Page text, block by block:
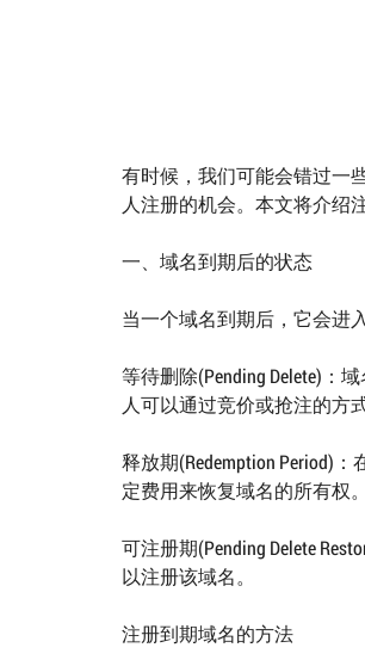
有时候，我们可能会错过一
人注册的机会。本文将介绍
一、域名到期后的状态
当一个域名到期后，它会进
等待删除(Pending Delete)：
人可以通过竞价或抢注的方
释放期(Redemption Period)
定费用来恢复域名的所有权。
可注册期(Pending Delete
以注册该域名。
注册到期域名的方法